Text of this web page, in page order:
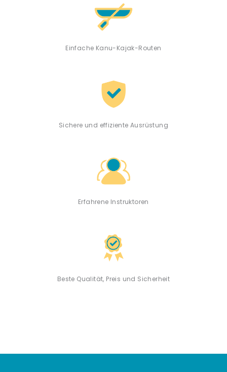
Einfache Kanu-Kajak-Routen
Sichere und effiziente Ausrüstung
Erfahrene Instruktoren
Beste Qualität, Preis und Sicherheit